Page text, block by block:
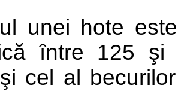
unei hote
între 125 şi
cel al